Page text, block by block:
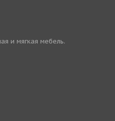
и мягкая мебель.